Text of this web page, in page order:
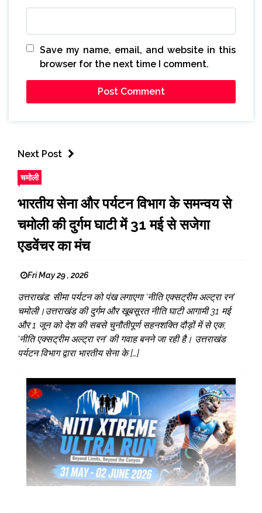
Save my name, email, and website in this
browser for the next time I comment.
Next Post
चमोली
भारतीय सेना और पर्यटन विभाग के समन्वय से
चमोली की दुर्गम घाटी में 31 मई से सजेगा
एडवेंचर का मंच
Fri May 29 , 2026
उत्तराखंड: सीमा पर्यटन को पंख लगाएगा ‘नीति एक्सट्रीम अल्ट्रा रन’
चमोली।उत्तराखंड की दुर्गम और खूबसूरत नीति घाटी आगामी 31 मई
और 1 जून को देश की सबसे चुनौतीपूर्ण सहनशक्ति दौड़ों में से एक,
‘नीति एक्सट्रीम अल्ट्रा रन’ की गवाह बनने जा रही है। उत्तराखंड
पर्यटन विभाग द्वारा भारतीय सेना के […]